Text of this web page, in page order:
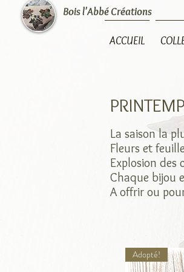
ACCUEIL
Bois l'Abbé Créations
La saison la
Fleurs et
Explosion des
Chaque bijou
A offrir ou
Adopté!